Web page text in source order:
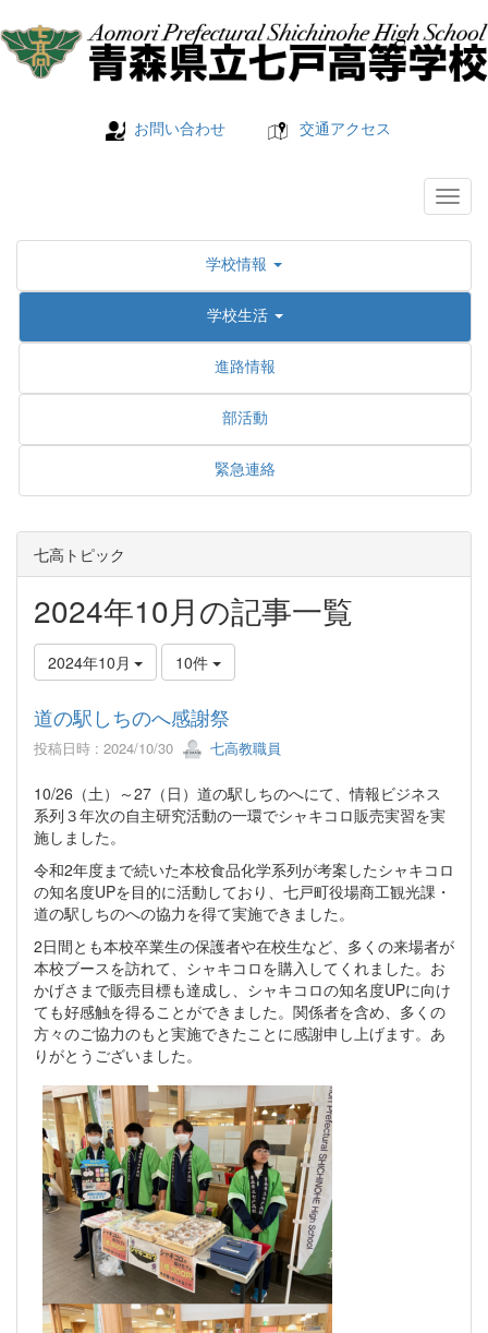
お問い合わせ 交通アクセス
学校情報
学校生活
進路情報
部活動
緊急連絡
七高トピック
2024年10月の記事一覧
2024年10月 10件
道の駅しちのへ感謝祭
投稿日時 : 2024/10/30 七高教職員
10/26（土）～27（日）道の駅しちのへにて、情報ビジネス
系列３年次の自主研究活動の一環でシャキコロ販売実習を実
施しました。
令和2年度まで続いた本校食品化学系列が考案したシャキコロ
の知名度UPを目的に活動しており、七戸町役場商工観光課・
道の駅しちのへの協力を得て実施できました。
2日間とも本校卒業生の保護者や在校生など、多くの来場者が
本校ブースを訪れて、シャキコロを購入してくれました。お
かげさまで販売目標も達成し、シャキコロの知名度UPに向け
ても好感触を得ることができました。関係者を含め、多くの
方々のご協力のもと実施できたことに感謝申し上げます。あ
りがとうございました。